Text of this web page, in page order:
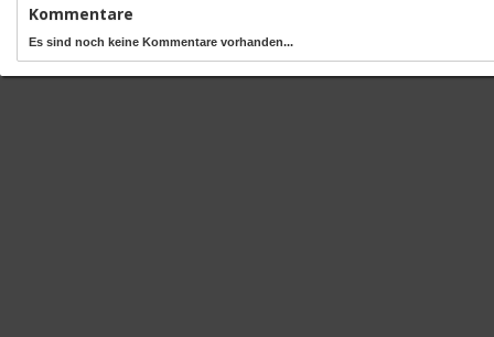
Kommentare
Es sind noch keine Kommentare vorhanden...